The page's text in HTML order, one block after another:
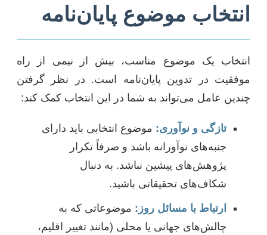
انتخاب موضوع پایان‌نامه
انتخاب یک موضوع مناسب، بیش از نیمی از راه
موفقیت در تدوین پایان‌نامه است. در نظر گرفتن
چندین عامل می‌تواند به شما در این انتخاب کمک کند:
تازگی و نوآوری: موضوع انتخابی باید دارای
جنبه‌های نوآورانه باشد و صرفاً تکرار
پژوهش‌های پیشین نباشد. به دنبال
شکاف‌های تحقیقاتی باشید.
ارتباط با مسائل روز: موضوعاتی که به
چالش‌های جهانی یا محلی (مانند تغییر اقلیم،